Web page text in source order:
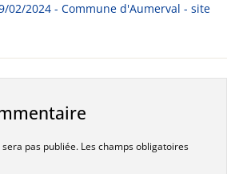
02/2024 - Commune d'Aumerval - site
pas publiée. Les champs obligatoires